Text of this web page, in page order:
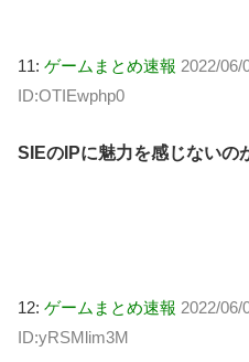
11: ゲームまとめ速報 2022/06/
ID:OTIEwphp0
SIEのIPに魅力を感じないの
12: ゲームまとめ速報 2022/06/
ID:yRSMlim3M